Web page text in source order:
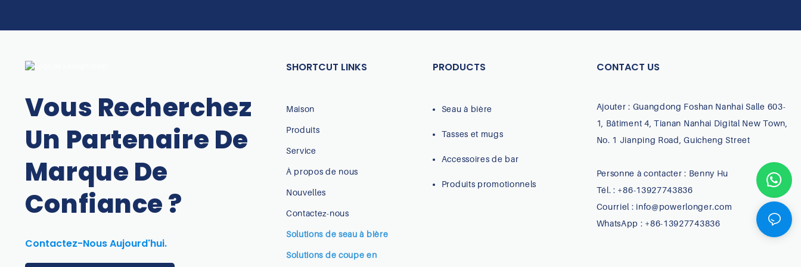
Vous Recherchez
Un Partenaire De
Marque De
Confiance ?
Contactez-Nous Aujourd'hui.
SHORTCUT LINKS
Maison
Produits
Service
À propos de nous
Nouvelles
Contactez-nous
Solutions de seau à bière
Solutions de coupe en
PRODUCTS
Seau à bière
Tasses et mugs
Accessoires de bar
Produits promotionnels
CONTACT US
Ajouter : Guangdong Foshan Nanhai Salle 603-
1, Bâtiment 4, Tianan Nanhai Digital New Town,
No. 1 Jianping Road, Guicheng Street
Personne à contacter : Benny Hu
Tél. : +86-13927743836
Courriel : info@powerlonger.com
WhatsApp : +86-13927743836